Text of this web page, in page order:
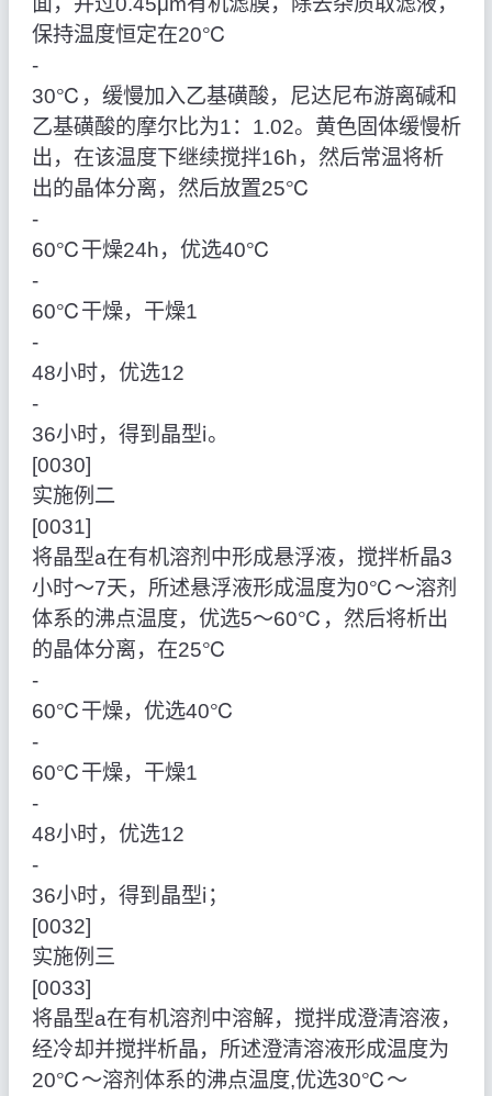
保持温度恒定在20℃
‑
30℃，缓慢加入乙基磺酸，尼达尼布游离碱和
乙基磺酸的摩尔比为1：1.02。黄色固体缓慢析
出，在该温度下继续搅拌16h，然后常温将析
出的晶体分离，然后放置25℃
‑
60℃干燥24h，优选40℃
‑
60℃干燥，干燥1
‑
48小时，优选12
‑
36小时，得到晶型ⅰ。
[0030]
实施例二
[0031]
将晶型a在有机溶剂中形成悬浮液，搅拌析晶3
小时～7天，所述悬浮液形成温度为0℃～溶剂
体系的沸点温度，优选5～60℃，然后将析出
的晶体分离，在25℃
‑
60℃干燥，优选40℃
‑
60℃干燥，干燥1
‑
48小时，优选12
‑
36小时，得到晶型ⅰ；
[0032]
实施例三
[0033]
将晶型a在有机溶剂中溶解，搅拌成澄清溶液，
经冷却并搅拌析晶，所述澄清溶液形成温度为
20℃～溶剂体系的沸点温度,优选30℃～